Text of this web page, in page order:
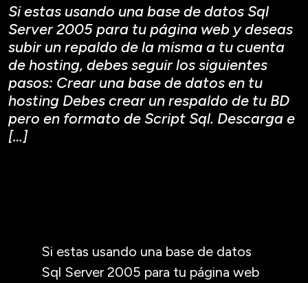
Si estas usando una base de datos Sql
Server 2005 para tu página web y deseas
subir un repaldo de la misma a tu cuenta
de hosting, debes seguir los siguientes
pasos: Crear una base de datos en tu
hosting Debes crear un respaldo de tu BD
pero en formato de Script Sql. Descarga e
[…]
Si estas usando una base de datos
Sql Server 2005 para tu página web